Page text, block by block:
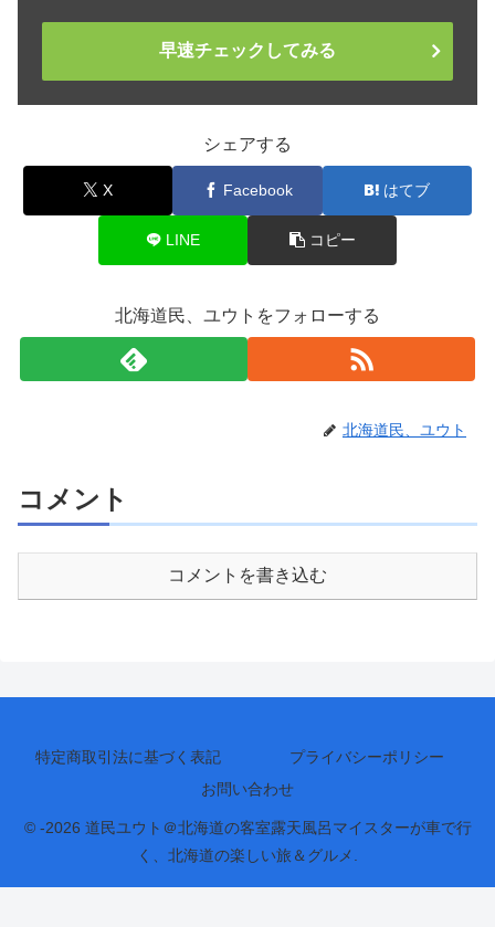
早速チェックしてみる
シェアする
X Facebook はてブ
LINE コピー
北海道民、ユウトをフォローする
北海道民、ユウト
コメント
コメントを書き込む
特定商取引法に基づく表記
プライバシーポリシー
お問い合わせ
© -2026 道民ユウト＠北海道の客室露天風呂マイスターが車で行
く、北海道の楽しい旅＆グルメ.